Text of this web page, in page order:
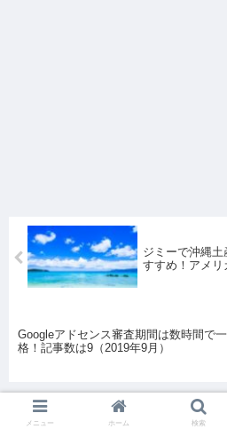
ジミーで沖縄
すすめ！アメリ
Googleアドセンス審査期間は数時間で
格！記事数は9（2019年9月）
メニュー ホーム 検索